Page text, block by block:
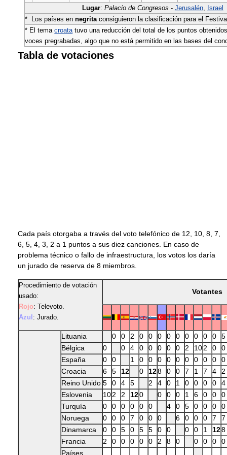
Lugar: Palacio de Congresos - Jerusalén, Israel
* Los países ennegritaconsiguieron la clasificación para el
* El temacroatatuvo una reducción del total de los puntos
voces pregrabadas, algo que no está permitido en las bases del
Tabla de votaciones
Cada país otorgaba a través del voto telefónico de 12, 10, 8, 7,
6, 5, 4, 3, 2 a 1 puntos a sus diez canciones. En caso de
problema técnico o fallo de infraestructura, los votos los daría
un jurado de reserva de 8 miembros.
Procedimiento de votación
usado:
Rojo: Televoto.
Azul: Jurado.
Votantes
Lituania 0 0 2 0 0 0 0 0 0 0 0 0
5
Bélgica
0 0 4 0 0 0 0 0 2 102 0
0
España
0 0 1 0 0 0 0 0 0 0 0 0
0
Croacia
6 5 12 0 128 0 0 7 1 7 4
2
Reino Unido 5 0 4 5 2 4 0 1 0 0 0 0
4
Eslovenia
102 2 120 0 0 0 1 6 0 0
0
Turquía
0 0 0 0 0 0 4 0 5 0 0 0
0
Noruega
0 0 0 7 0 0 0 6 0 0 0 7
7
Dinamarca
0 0 5 0 5 5 0 0 0 0 1 128
Francia
2 0 0 0 0 0 2 8 0 0 0 0
0
Países